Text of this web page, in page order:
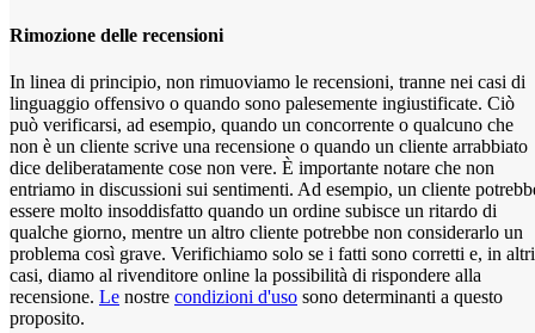
Rimozione delle recensioni
In linea di principio, non rimuoviamo le recensioni, tranne nei casi di
linguaggio offensivo o quando sono palesemente ingiustificate. Ciò
può verificarsi, ad esempio, quando un concorrente o qualcuno che
non è un cliente scrive una recensione o quando un cliente arrabbiato
dice deliberatamente cose non vere. È importante notare che non
entriamo in discussioni sui sentimenti. Ad esempio, un cliente
essere molto insoddisfatto quando un ordine subisce un ritardo di
qualche giorno, mentre un altro cliente potrebbe non considerarlo un
problema così grave. Verifichiamo solo se i fatti sono corretti e, in altri
casi, diamo al rivenditore online la possibilità di rispondere alla
recensione. Le nostre condizioni d'uso sono determinanti a questo
proposito.